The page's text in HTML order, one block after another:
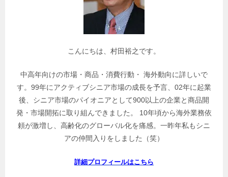
こんにちは、村田裕之です。
中高年向けの市場・商品・消費行動・ 海外動向に詳しいで
す。99年にアクティブシニア市場の成長を予言、02年に起業
後、シニア市場のパイオニアとして900以上の企業と商品開
発・市場開拓に取り組んできました。 10年頃から海外業務依
頼が激増し、高齢化のグローバル化を痛感。一昨年私もシニ
アの仲間入りをしました（笑）
詳細プロフィールはこちら